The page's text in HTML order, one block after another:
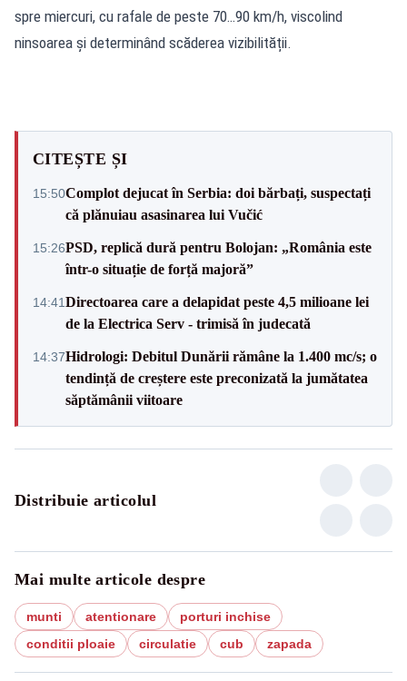
spre miercuri, cu rafale de peste 70…90 km/h, viscolind
ninsoarea și determinând scăderea vizibilității.
CITEȘTE ȘI
15:50Complot dejucat în Serbia: doi bărbați, suspectați
că plănuiau asasinarea lui Vučić
15:26PSD, replică dură pentru Bolojan: „România este
într-o situație de forță majoră”
14:41Directoarea care a delapidat peste 4,5 milioane lei
de la Electrica Serv - trimisă în judecată
14:37Hidrologi: Debitul Dunării rămâne la 1.400 mc/s; o
tendință de creștere este preconizată la jumătatea
săptămânii viitoare
Distribuie articolul
Mai multe articole despre
munti atentionare
porturi inchise
conditii ploaie
circulatie cub zapada